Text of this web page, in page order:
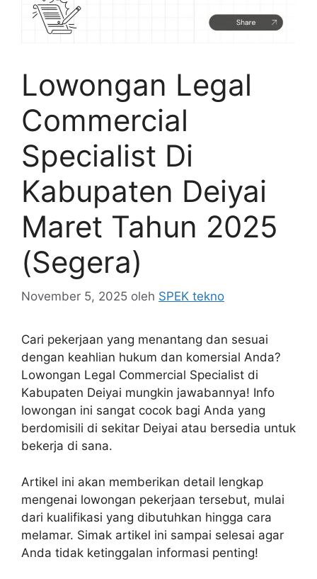
Lowongan Legal
Commercial
Specialist Di
Kabupaten Deiyai
Maret Tahun 2025
(Segera)
November 5, 2025 oleh SPEK tekno
Cari pekerjaan yang menantang dan sesuai
dengan keahlian hukum dan komersial Anda?
Lowongan Legal Commercial Specialist di
Kabupaten Deiyai mungkin jawabannya! Info
lowongan ini sangat cocok bagi Anda yang
berdomisili di sekitar Deiyai atau bersedia untuk
bekerja di sana.
Artikel ini akan memberikan detail lengkap
mengenai lowongan pekerjaan tersebut, mulai
dari kualifikasi yang dibutuhkan hingga cara
melamar. Simak artikel ini sampai selesai agar
Anda tidak ketinggalan informasi penting!